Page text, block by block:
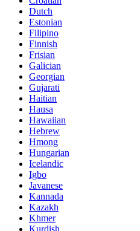
Dutch
Estonian
Filipino
Finnish
Frisian
Galician
Georgian
Gujarati
Haitian
Hausa
Hawaiian
Hebrew
Hmong
Hungarian
Icelandic
Igbo
Javanese
Kannada
Kazakh
Khmer
Kurdish